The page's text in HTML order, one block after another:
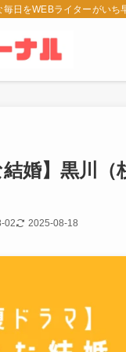
日をWEBライターがいち
結婚】黒川
02 2025-08-18